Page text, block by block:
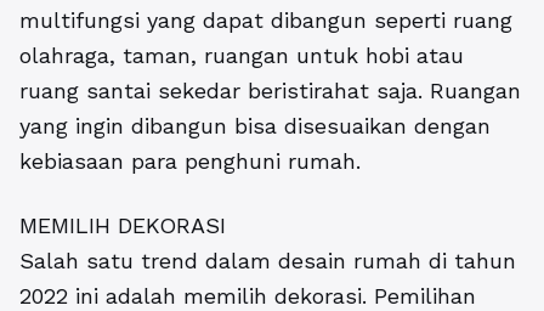
multifungsi yang dapat dibangun seperti ruang
olahraga, taman, ruangan untuk hobi atau
ruang santai sekedar beristirahat saja. Ruangan
yang ingin dibangun bisa disesuaikan dengan
kebiasaan para penghuni rumah.
MEMILIH DEKORASI
Salah satu trend dalam desain rumah di tahun
2022 ini adalah memilih dekorasi. Pemilihan